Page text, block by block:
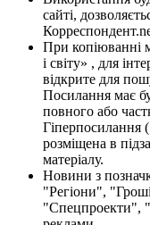
сайті,
При копіюванні
і світу» , для
відкрите для
Посилання має
повного або
Гіперпосилання
розміщена в
матеріалу.
Новини з
"Регіони",
"Спецпроекти",